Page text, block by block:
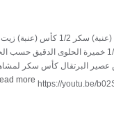
قشرة حامضة قشرة برتقالة 1/2 خميرة الحلوى
البرتقال كأس سكر
more